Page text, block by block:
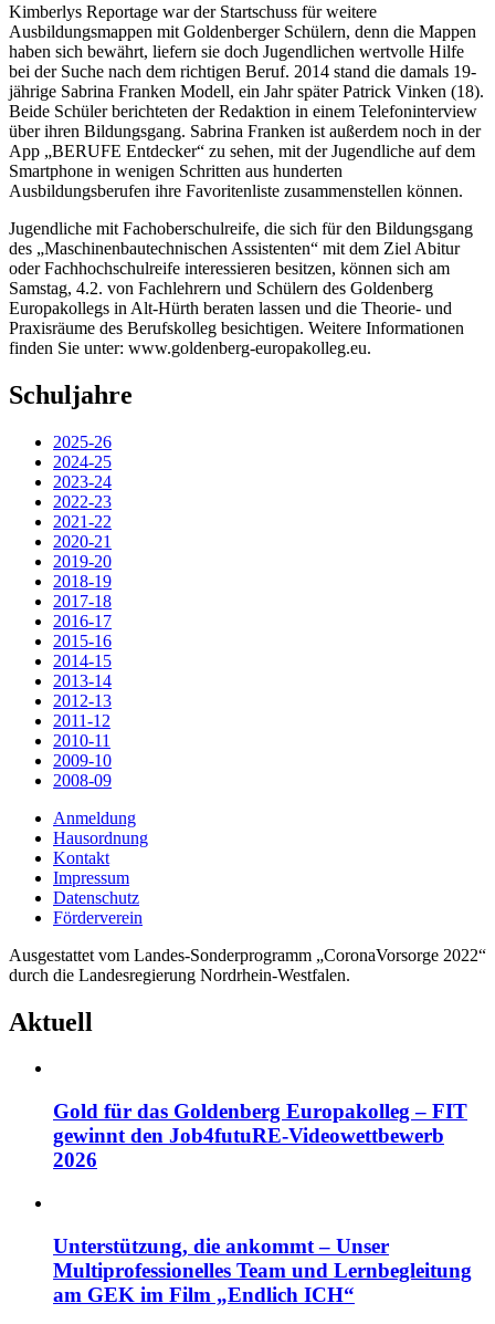
Kimberlys Reportage war der Startschuss für weitere
Ausbildungsmappen mit Goldenberger Schülern, denn die Mappen
haben sich bewährt, liefern sie doch Jugendlichen wertvolle Hilfe
bei der Suche nach dem richtigen Beruf. 2014 stand die damals 19-
jährige Sabrina Franken Modell, ein Jahr später Patrick Vinken (18).
Beide Schüler berichteten der Redaktion in einem Telefoninterview
über ihren Bildungsgang. Sabrina Franken ist außerdem noch in der
App „BERUFE Entdecker“ zu sehen, mit der Jugendliche auf dem
Smartphone in wenigen Schritten aus hunderten
Ausbildungsberufen ihre Favoritenliste zusammenstellen können.
Jugendliche mit Fachoberschulreife, die sich für den Bildungsgang
des „Maschinenbautechnischen Assistenten“ mit dem Ziel Abitur
oder Fachhochschulreife interessieren besitzen, können sich am
Samstag, 4.2. von Fachlehrern und Schülern des Goldenberg
Europakollegs in Alt-Hürth beraten lassen und die Theorie- und
Praxisräume des Berufskolleg besichtigen. Weitere Informationen
finden Sie unter: www.goldenberg-europakolleg.eu.
Schuljahre
2025-26
2024-25
2023-24
2022-23
2021-22
2020-21
2019-20
2018-19
2017-18
2016-17
2015-16
2014-15
2013-14
2012-13
2011-12
2010-11
2009-10
2008-09
Anmeldung
Hausordnung
Kontakt
Impressum
Datenschutz
Förderverein
Ausgestattet vom Landes-Sonderprogramm „CoronaVorsorge 2022“
durch die Landesregierung Nordrhein-Westfalen.
Aktuell
Gold für das Goldenberg Europakolleg – FIT
gewinnt den Job4futuRE-Videowettbewerb
2026
Unterstützung, die ankommt – Unser
Multiprofessionelles Team und Lernbegleitung
am GEK im Film „Endlich ICH“